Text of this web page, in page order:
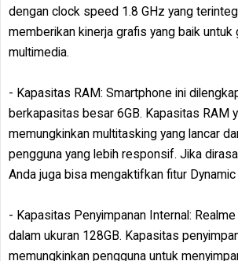
dengan clock speed 1.8 GHz yang
memberikan kinerja grafis yang baik untuk
multimedia.
- Kapasitas RAM: Smartphone ini
berkapasitas besar 6GB. Kapasitas RAM
memungkinkan multitasking yang lancar
pengguna yang lebih responsif. Jika
Anda juga bisa mengaktifkan fitur Dynamic
- Kapasitas Penyimpanan Internal:
dalam ukuran 128GB. Kapasitas
memungkinkan pengguna untuk